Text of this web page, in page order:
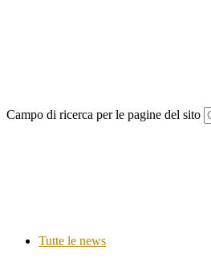
Campo di ricerca per le pagine del sito
Tutte le news